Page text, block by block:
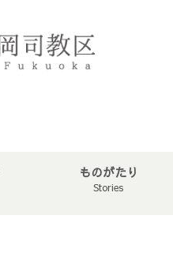
ものがたり
Stories